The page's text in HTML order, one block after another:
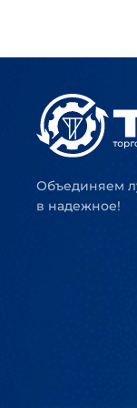
Объединяем
в надежное!